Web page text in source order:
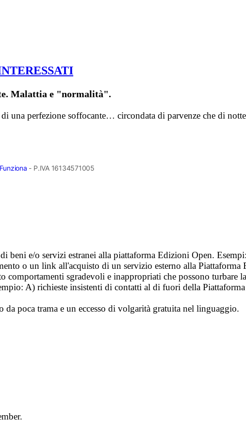
Malattia e "normalità".
una perfezione soffocante… circondata di parvenze che di
- P.IVA 16134571005
beni e/o servizi estranei alla piattaforma Edizioni Open.
o un link all'acquisto di un servizio esterno alla Piattaforma
comportamenti sgradevoli e inappropriati che possono
A) richieste insistenti di contatti al di fuori della
da poca trama e un eccesso di volgarità gratuita nel linguaggio.